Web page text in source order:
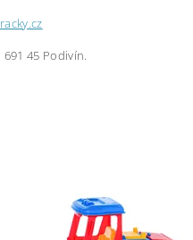
45 Podivín.